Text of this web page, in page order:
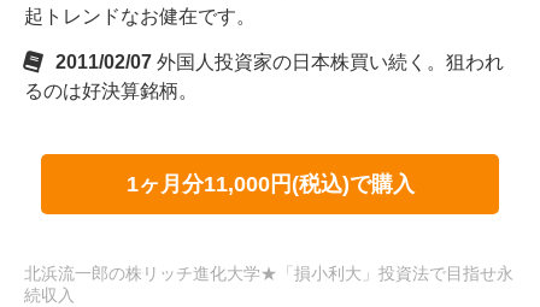
起トレンドなお健在です。
2011/02/07 外国人投資家の日本株買い続く。狙われ
るのは好決算銘柄。
1ヶ月分11,000円(税込)で購入
北浜流一郎の株リッチ進化大学★「損小利大」投資法で目指せ永
続収入